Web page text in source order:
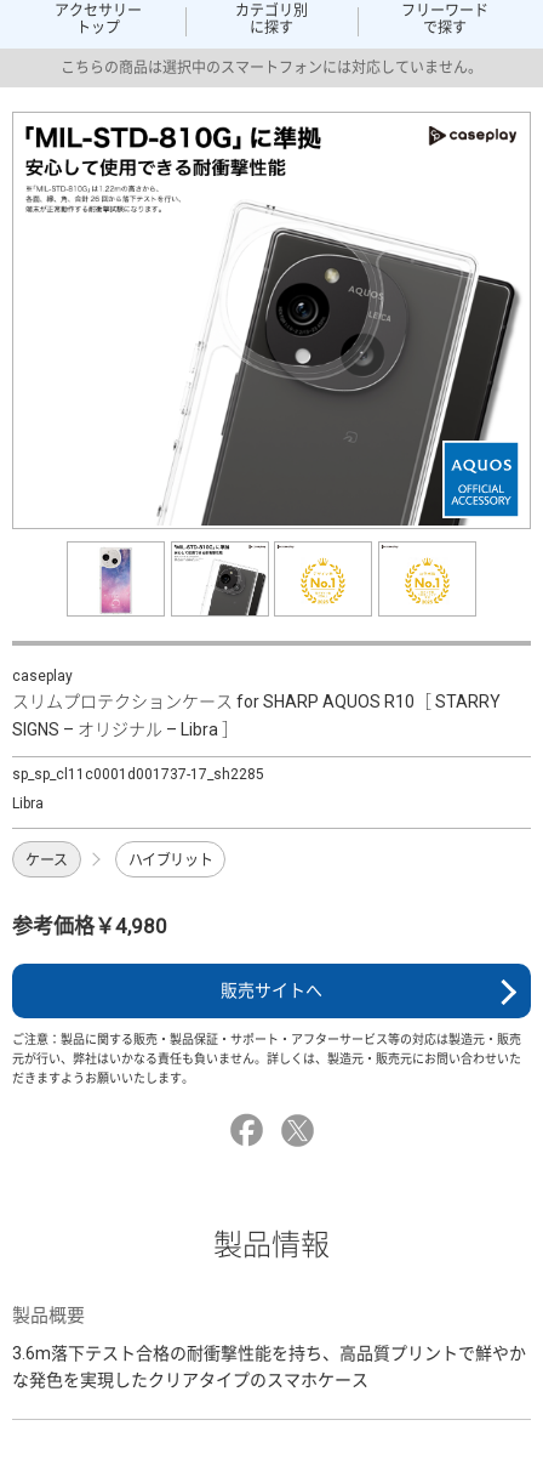
アクセサリー
トップ
カテゴリ別
に探す
フリーワード
で探す
こちらの商品は選択中のスマートフォンには対応していません。
caseplay
スリムプロテクションケース for SHARP AQUOS R10［ STARRY
SIGNS – オリジナル – Libra ］
sp_sp_cl11c0001d001737-17_sh2285
Libra
ケース ハイブリット
参考価格￥4,980
販売サイトへ
ご注意：製品に関する販売・製品保証・サポート・アフターサービス等の対応は製造元・販売
元が行い、弊社はいかなる責任も負いません。詳しくは、製造元・販売元にお問い合わせいた
だきますようお願いいたします。
製品情報
製品概要
3.6m落下テスト合格の耐衝撃性能を持ち、高品質プリントで鮮やか
な発色を実現したクリアタイプのスマホケース